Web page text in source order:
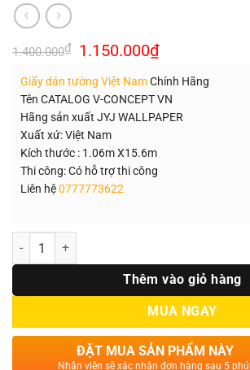
1.400.000₫ Giá
gốc
1.400.000₫.
1.150.000₫Giá
hiện
là:
1.150.000₫.
Giấy dán tường Việt NamChính Hãng
Tên CATALOG V-CONCEPT VN
Hãng sản xuất JYJ WALLPAPER
Xuất xứ: Việt Nam
Kích thước : 1.06m X15.6m
Thi công: Có hỗ trợ thi công
Liên hệ0777773622
Số lượng
Thêm vào giỏ hàng
MUA NGAY
ĐẶT MUA SẢN PHẨM NÀY
Nhân viên sẽ xác nhận đơn hàng sau 5